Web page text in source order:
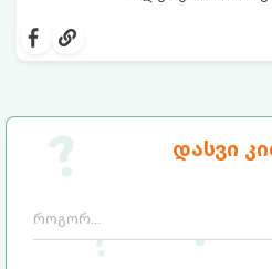
დასვი
სიგრილისა“ და
ინგრედიენტი